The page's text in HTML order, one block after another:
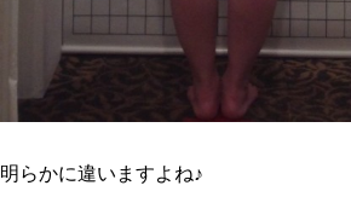
明らかに違いますよね♪